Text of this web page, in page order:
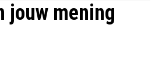
jouw mening